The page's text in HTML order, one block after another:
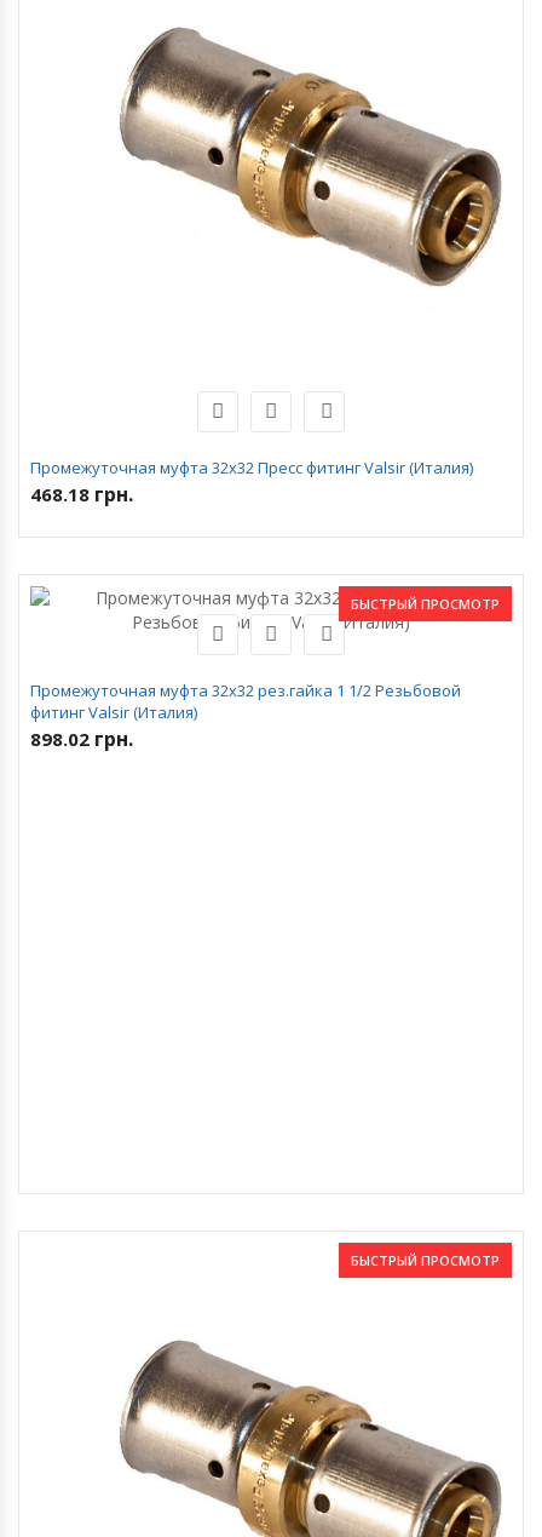
Промежуточная муфта 32х32 Пресс фитинг Valsir (Италия)
468.18 грн.
БЫСТРЫЙ ПРОСМОТР
Промежуточная муфта 32х32 рез.гайка 1 1/2 Резьбовой
фитинг Valsir (Италия)
898.02 грн.
БЫСТРЫЙ ПРОСМОТР